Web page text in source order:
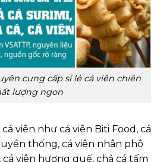
cung cấp sỉ lẻ cá viên chiên
lượng ngon
viên như cá viên Biti Food, cá
thống, cá viên nhân phô
cá viên hương quế, chả cá tấm